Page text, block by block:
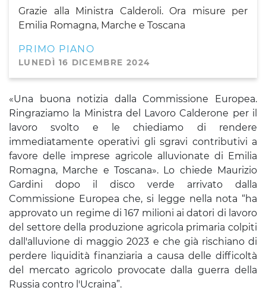
Grazie alla Ministra Calderoli. Ora misure per
Emilia Romagna, Marche e Toscana
PRIMO PIANO
LUNEDÌ 16 DICEMBRE 2024
«Una buona notizia dalla Commissione Europea.
Ringraziamo la Ministra del Lavoro Calderone per il
lavoro svolto e le chiediamo di rendere
immediatamente operativi gli sgravi contributivi a
favore delle imprese agricole alluvionate di Emilia
Romagna, Marche e Toscana». Lo chiede Maurizio
Gardini dopo il disco verde arrivato dalla
Commissione Europea che, si legge nella nota “ha
approvato un regime di 167 milioni ai datori di lavoro
del settore della produzione agricola primaria colpiti
dall'alluvione di maggio 2023 e che già rischiano di
perdere liquidità finanziaria a causa delle difficoltà
del mercato agricolo provocate dalla guerra della
Russia contro l'Ucraina”.